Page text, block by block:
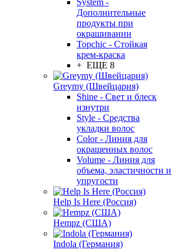
System -
Дополнительные
продукты при
окрашивании
Topchic - Стойкая
крем-краска
+ ЕЩЕ 8
Greymy (Швейцария)
Shine - Свет и блеск
изнутри
Style - Средства
укладки волос
Color - Линия для
окрашенных волос
Volume - Линия для
объема, эластичности и
упругости
Help Is Here (Россия)
Hempz (США)
Indola (Германия)